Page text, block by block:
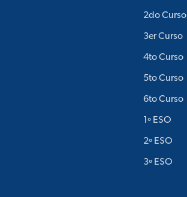
2do Curso
3er Curso
4to Curso
5to Curso
6to Curso
1º ESO
2º ESO
3º ESO